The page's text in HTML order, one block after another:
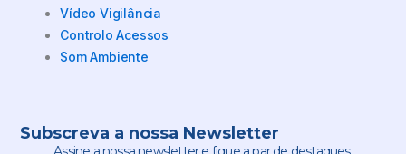
Vídeo Vigilância
Controlo Acessos
Som Ambiente
Subscreva a nossa Newsletter